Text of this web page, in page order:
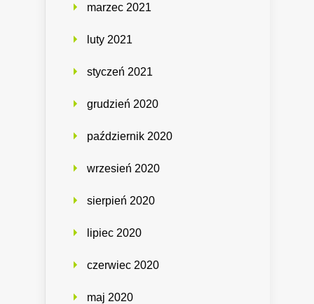
marzec 2021
luty 2021
styczeń 2021
grudzień 2020
październik 2020
wrzesień 2020
sierpień 2020
lipiec 2020
czerwiec 2020
maj 2020